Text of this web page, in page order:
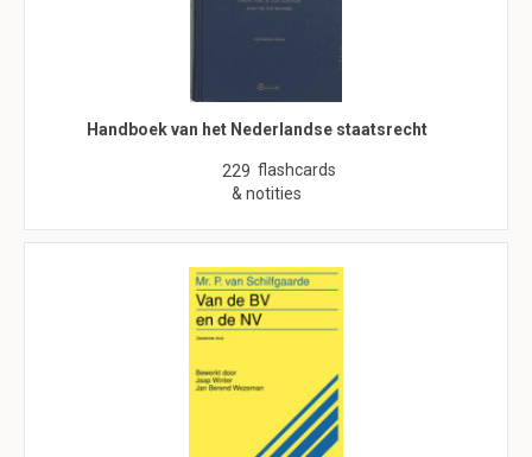
Handboek van het Nederlandse staatsrecht
229 flashcards
& notities